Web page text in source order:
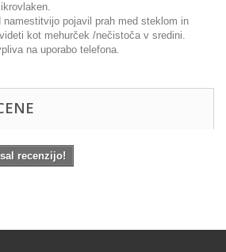
namestitvijo pojavil prah med steklom in
kot mehurček /nečistoča v sredini.
na uporabo telefona.
recenzijo!